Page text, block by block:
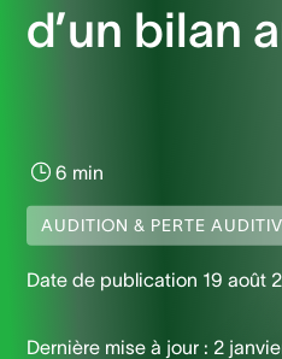
d’un bilan
6 min
AUDITION & PERTE
Date de publication 19 août
Dernière mise à jour : 2